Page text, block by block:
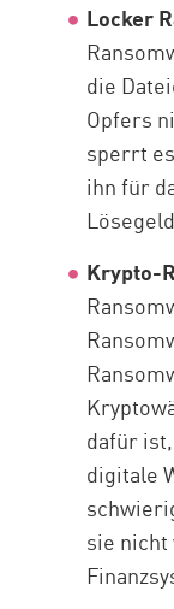
Locker
die
Opfers
sperrt
ihn für
Krypto-
dafür
digitale
sie